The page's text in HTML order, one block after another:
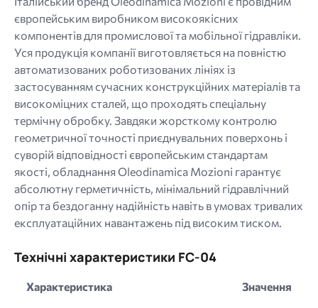
європейським виробником високоякісних
компонентів для промислової та мобільної гідравліки.
Уся продукція компанії виготовляється на повністю
автоматизованих роботизованих лініях із
застосуванням сучасних конструкційних матеріалів та
високоміцних сталей, що проходять спеціальну
термічну обробку. Завдяки жорсткому контролю
геометричної точності приєднувальних поверхонь і
суворій відповідності європейським стандартам
якості, обладнання Oleodinamica Mozioni гарантує
абсолютну герметичність, мінімальний гідравлічний
опір та бездоганну надійність навіть в умовах тривалих
експлуатаційних навантажень під високим тиском.
Технічні характеристики FC-04
Характеристика Значення